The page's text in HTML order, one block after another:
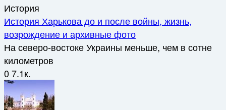
История
История Харькова до и после войны, жизнь,
возрождение и архивные фото
На северо-востоке Украины меньше, чем в сотне
километров
07.1к.